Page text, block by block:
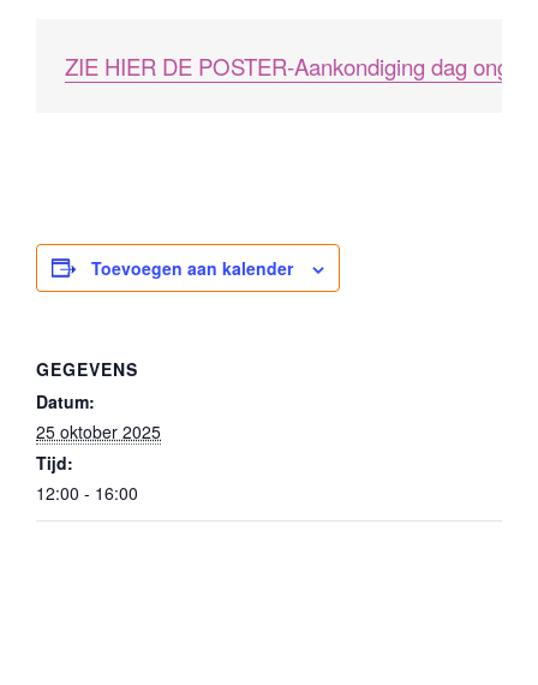
ZIE HIER DE POSTER-Aankondiging dag
Toevoegen aan kalender
GEGEVENS
Datum:
25 oktober 2025
Tijd:
12:00 - 16:00